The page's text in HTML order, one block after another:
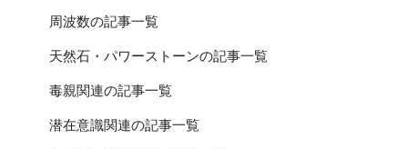
周波数の記事一覧
天然石・パワーストーンの記事一覧
毒親関連の記事一覧
潜在意識関連の記事一覧